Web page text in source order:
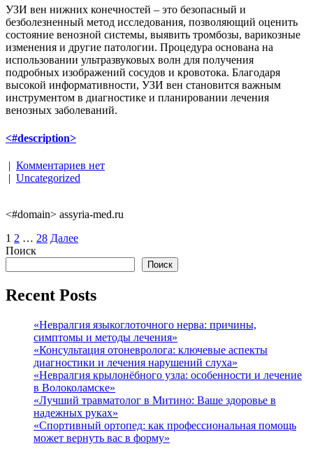
УЗИ вен нижних конечностей – это безопасный и
безболезненный метод исследования, позволяющий оценить
состояние венозной системы, выявить тромбозы, варикозные
изменения и другие патологии. Процедура основана на
использовании ультразвуковых волн для получения
подробных изображений сосудов и кровотока. Благодаря
высокой информативности, УЗИ вен становится важным
инструментом в диагностике и планировании лечения
венозных заболеваний.
<#description>
| Комментариев нет
| Uncategorized
<#domain> assyria-med.ru
Пагинация
записей
1 2 … 28 Далее
Поиск
Поиск
Recent Posts
«Невралгия языкоглоточного нерва: причины,
симптомы и методы лечения»
«Консультация отоневролога: ключевые аспекты
диагностики и лечения нарушений слуха»
«Невралгия крылонёбного узла: особенности и лечение
в Волоколамске»
«Лучший травматолог в Митино: Ваше здоровье в
надежных руках»
«Спортивный ортопед: как профессиональная помощь
может вернуть вас в форму»